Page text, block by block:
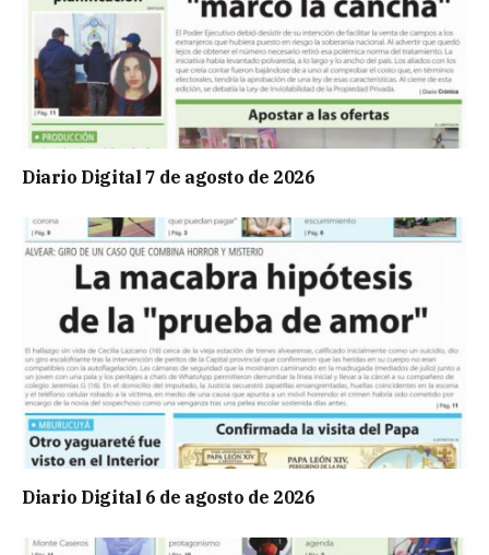
Diario Digital 7 de agosto de 2026
Diario Digital 6 de agosto de 2026